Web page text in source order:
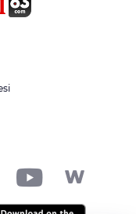
Çalışması
Yenileniyor